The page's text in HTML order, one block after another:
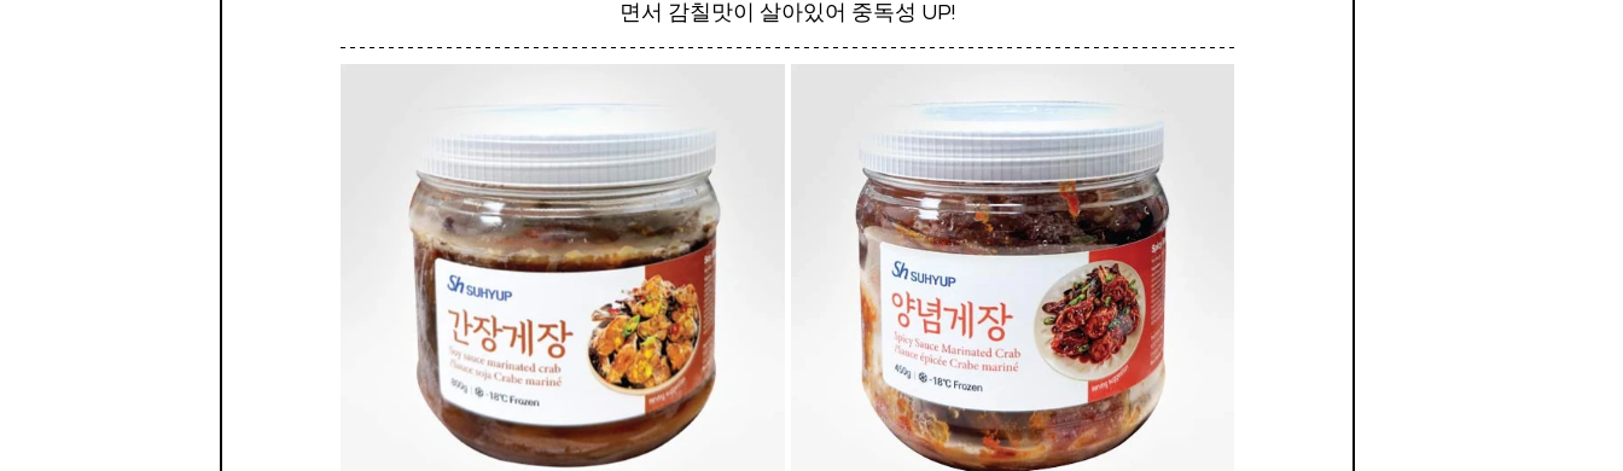
면서 감칠맛이 살아있어 중독성 UP!